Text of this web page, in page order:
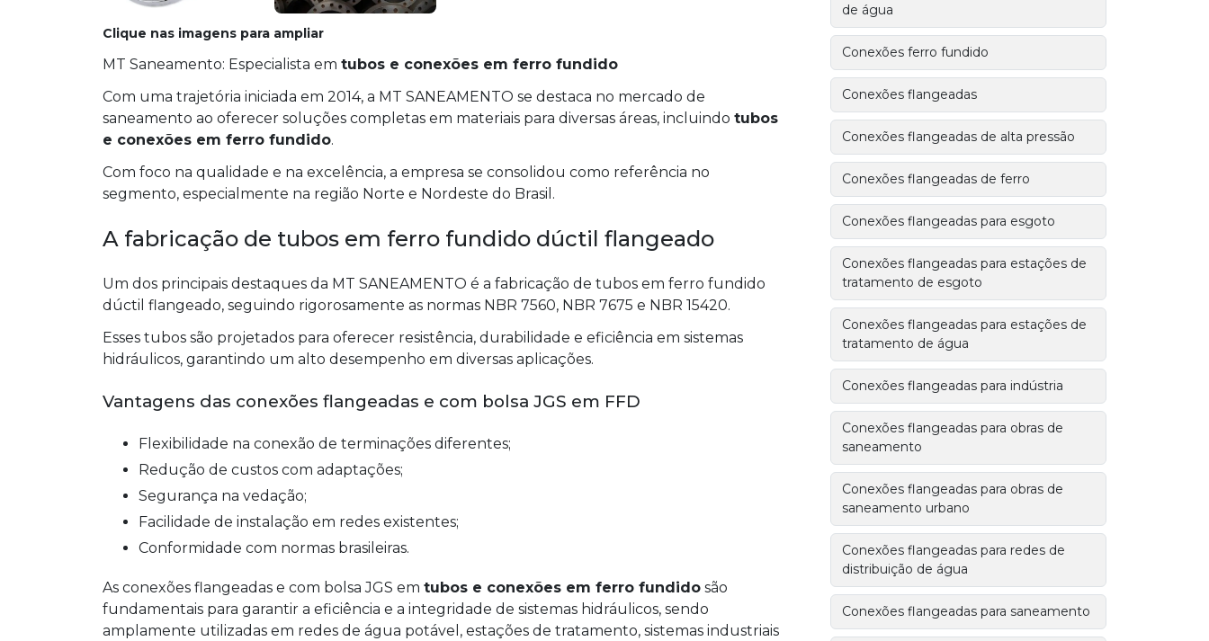
Clique nas imagens para ampliar
MT Saneamento: Especialista em tubos e conexões em ferro fundido
Com uma trajetória iniciada em 2014, a MT SANEAMENTO se destaca no mercado de
saneamento ao oferecer soluções completas em materiais para diversas áreas, incluindo tubos
e conexões em ferro fundido.
Com foco na qualidade e na excelência, a empresa se consolidou como referência no
segmento, especialmente na região Norte e Nordeste do Brasil.
A fabricação de tubos em ferro fundido dúctil flangeado
Um dos principais destaques da MT SANEAMENTO é a fabricação de tubos em ferro fundido
dúctil flangeado, seguindo rigorosamente as normas NBR 7560, NBR 7675 e NBR 15420.
Esses tubos são projetados para oferecer resistência, durabilidade e eficiência em sistemas
hidráulicos, garantindo um alto desempenho em diversas aplicações.
Vantagens das conexões flangeadas e com bolsa JGS em FFD
Flexibilidade na conexão de terminações diferentes;
Redução de custos com adaptações;
Segurança na vedação;
Facilidade de instalação em redes existentes;
Conformidade com normas brasileiras.
As conexões flangeadas e com bolsa JGS em tubos e conexões em ferro fundido são
fundamentais para garantir a eficiência e a integridade de sistemas hidráulicos, sendo
amplamente utilizadas em redes de água potável, estações de tratamento, sistemas industriais
de água
Conexões ferro fundido
Conexões flangeadas
Conexões flangeadas de alta pressão
Conexões flangeadas de ferro
Conexões flangeadas para esgoto
Conexões flangeadas para estações de
tratamento de esgoto
Conexões flangeadas para estações de
tratamento de água
Conexões flangeadas para indústria
Conexões flangeadas para obras de
saneamento
Conexões flangeadas para obras de
saneamento urbano
Conexões flangeadas para redes de
distribuição de água
Conexões flangeadas para saneamento